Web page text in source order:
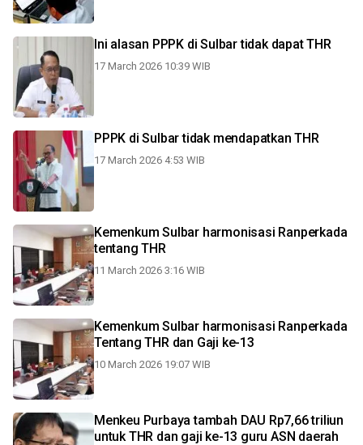
Ini alasan PPPK di Sulbar tidak dapat THR
17 March 2026 10:39 WIB
PPPK di Sulbar tidak mendapatkan THR
17 March 2026 4:53 WIB
Kemenkum Sulbar harmonisasi Ranperkada
tentang THR
11 March 2026 3:16 WIB
Kemenkum Sulbar harmonisasi Ranperkada
Tentang THR dan Gaji ke-13
10 March 2026 19:07 WIB
Menkeu Purbaya tambah DAU Rp7,66 triliun
untuk THR dan gaji ke-13 guru ASN daerah